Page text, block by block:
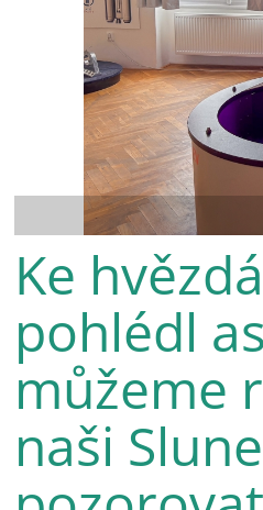
Ke
pohlédl
můžeme
naši